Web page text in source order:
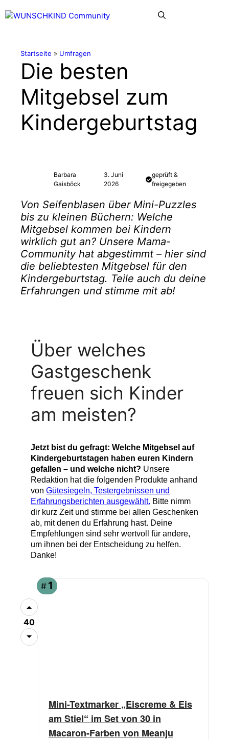
Inhalt
Startseite » Umfragen
Die besten
Mitgebsel zum
Kindergeburtstag
Barbara
Gaisböck
3. Juni
2026
geprüft &
freigegeben
Von Seifenblasen über Mini-Puzzles
bis zu kleinen Büchern: Welche
Mitgebsel kommen bei Kindern
wirklich gut an? Unsere Mama-
Community hat abgestimmt – hier sind
die beliebtesten Mitgebsel für den
Kindergeburtstag. Teile auch du deine
Erfahrungen und stimme mit ab!
Über welches
Gastgeschenk
freuen sich Kinder
am meisten?
Jetzt bist du gefragt: Welche Mitgebsel auf
Kindergeburtstagen haben euren Kindern
gefallen – und welche nicht? Unsere
Redaktion hat die folgenden Produkte anhand
von Gütesiegeln, Testergebnissen und
Erfahrungsberichten ausgewählt. Bitte nimm
dir kurz Zeit und stimme bei allen Geschenken
ab, mit denen du Erfahrung hast. Deine
Empfehlungen sind sehr wertvoll für andere,
um ihnen bei der Entscheidung zu helfen.
Danke!
# 1
40
Mini-Textmarker „Eiscreme & Eis
am Stiel“ im Set von 30 in
Macaron-Farben von Meanju